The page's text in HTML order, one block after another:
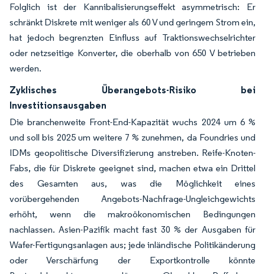
Folglich ist der Kannibalisierungseffekt asymmetrisch: Er
schränkt Diskrete mit weniger als 60 V und geringem Strom ein,
hat jedoch begrenzten Einfluss auf Traktionswechselrichter
oder netzseitige Konverter, die oberhalb von 650 V betrieben
werden.
Zyklisches Überangebots-Risiko bei
Investitionsausgaben
Die branchenweite Front-End-Kapazität wuchs 2024 um 6 %
und soll bis 2025 um weitere 7 % zunehmen, da Foundries und
IDMs geopolitische Diversifizierung anstreben. Reife-Knoten-
Fabs, die für Diskrete geeignet sind, machen etwa ein Drittel
des Gesamten aus, was die Möglichkeit eines
vorübergehenden Angebots-Nachfrage-Ungleichgewichts
erhöht, wenn die makroökonomischen Bedingungen
nachlassen. Asien-Pazifik macht fast 30 % der Ausgaben für
Wafer-Fertigungsanlagen aus; jede inländische Politikänderung
oder Verschärfung der Exportkontrolle könnte